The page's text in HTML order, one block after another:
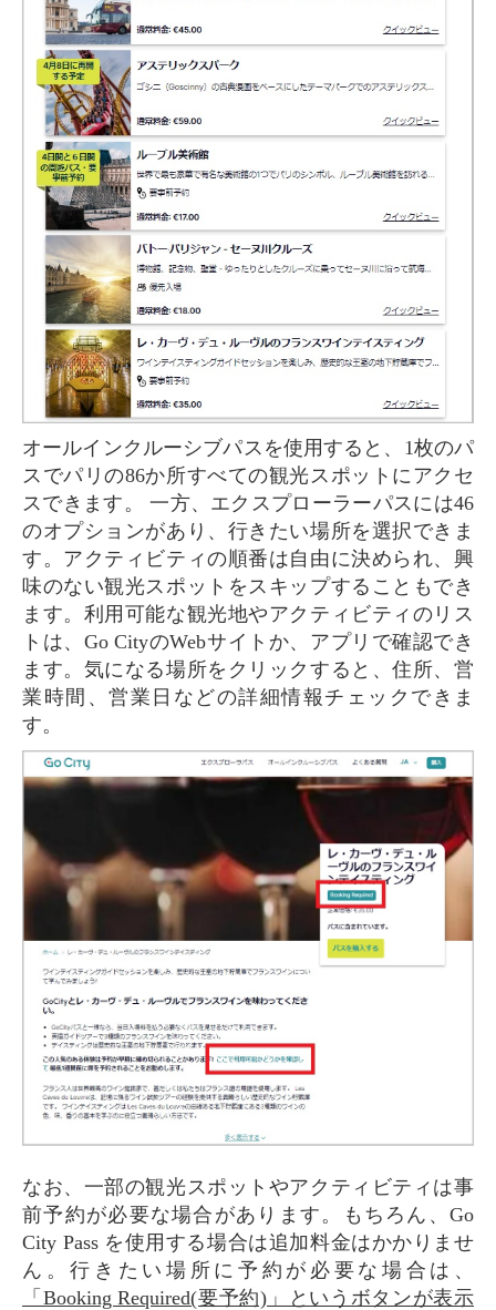
オールインクルーシブパスを使用すると、1枚のパ
スでパリの86か所すべての観光スポットにアクセ
スできます。 一方、エクスプローラーパスには46
のオプションがあり、行きたい場所を選択できま
す。アクティビティの順番は自由に決められ、興
味のない観光スポットをスキップすることもでき
ます。利用可能な観光地やアクティビティのリス
トは、Go CityのWebサイトか、アプリで確認でき
ます。気になる場所をクリックすると、住所、営
業時間、営業日などの詳細情報チェックできま
す。
なお、一部の観光スポットやアクティビティは事
前予約が必要な場合があります。もちろん、Go
City Pass を使用する場合は追加料金はかかりませ
ん。行きたい場所に予約が必要な場合は、
「Booking Required(要予約)」というボタンが表示